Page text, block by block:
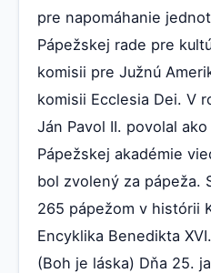
pre napomáhanie
Pápežskej rade pre
komisii pre Južnú
komisii Ecclesia Dei. V
Ján Pavol II. povolal
Pápežskej akadémie
bol zvolený za pápeža.
265 pápežom v histórii
Encyklika Benedikta
(Boh je láska) Dňa 25.